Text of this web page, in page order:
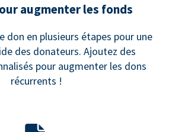
augmenter les fonds
don en plusieurs étapes pour une
des donateurs. Ajoutez des
pour augmenter les dons
récurrents !